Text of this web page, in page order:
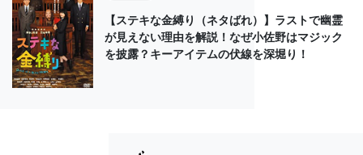
【ステキな金縛り（ネタばれ）】ラストで幽霊
が見えない理由を解説！なぜ小佐野はマジック
を披露？キーアイテムの伏線を深堀り！